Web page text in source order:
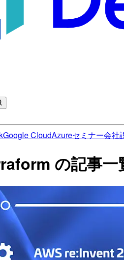
Google CloudAzureセミナー会社
の記事一